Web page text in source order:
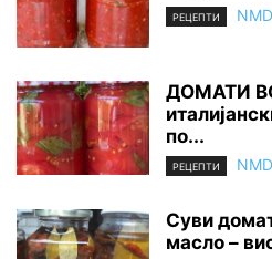
РЕЦЕПТИ NMD
ДОМАТИ
по...
РЕЦЕПТИ NMD
Суви
масло –